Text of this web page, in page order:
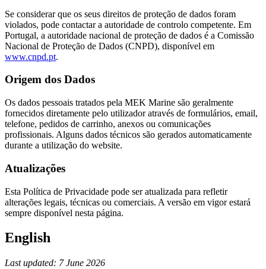
Se considerar que os seus direitos de proteção de dados foram
violados, pode contactar a autoridade de controlo competente. Em
Portugal, a autoridade nacional de proteção de dados é a Comissão
Nacional de Proteção de Dados (CNPD), disponível em
www.cnpd.pt.
Origem dos Dados
Os dados pessoais tratados pela MEK Marine são geralmente
fornecidos diretamente pelo utilizador através de formulários, email,
telefone, pedidos de carrinho, anexos ou comunicações
profissionais. Alguns dados técnicos são gerados automaticamente
durante a utilização do website.
Atualizações
Esta Política de Privacidade pode ser atualizada para refletir
alterações legais, técnicas ou comerciais. A versão em vigor estará
sempre disponível nesta página.
English
Last updated: 7 June 2026